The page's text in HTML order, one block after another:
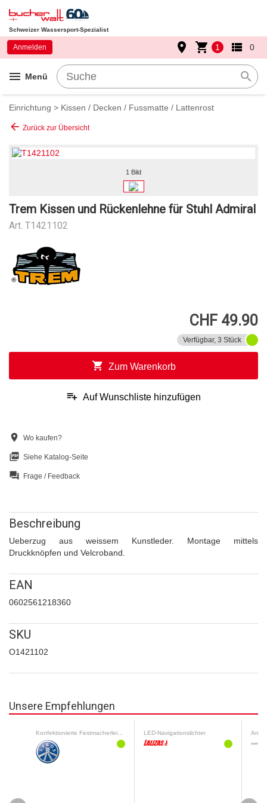
Schweizer Wassersport-Spezialist
menu Menü search
Anmelden place shopping_cart 1 view_list 0
Einrichtung > Kissen / Decken / Fussmatte / Lattenrost
arrow_back Zurück zur Übersicht
1 Bild
Trem Kissen und Rückenlehne für Stuhl Admiral
Art. T1421102
CHF 49.90
Verfügbar, 3 Stück
shopping_cart Zum Warenkorb
playlist_add Auf Wunschliste hinzufügen
location_on Wo kaufen?
picture_as_pdf Siehe Katalog-Seite
question_answer Frage / Feedback
Beschreibung
Ueberzug aus weissem Kunstleder. Montage mittels
Druckknöpfen und Velcroband.
EAN
0602561218360
SKU
O1421102
Unsere Empfehlungen
Konfektionierte Festmacherleinen LED-Navigationslichter